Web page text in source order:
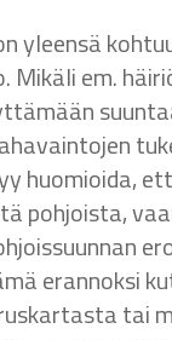
yleensä
Mikäli em.
huomioida,
pohjoista,
erannoksi
tai